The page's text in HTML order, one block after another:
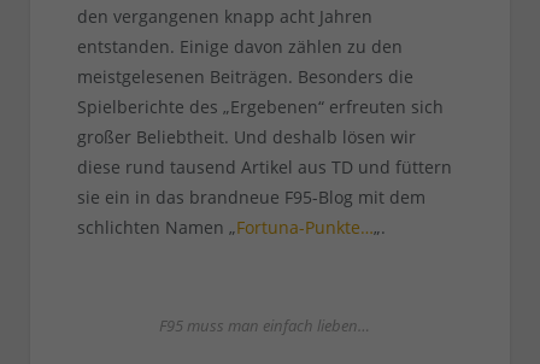
den vergangenen knapp acht Jahren
entstanden. Einige davon zählen zu den
meistgelesenen Beiträgen. Besonders die
Spielberichte des „Ergebenen“ erfreuten sich
großer Beliebtheit. Und deshalb lösen wir
diese rund tausend Artikel aus TD und füttern
sie ein in das brandneue F95-Blog mit dem
schlichten Namen „Fortuna-Punkte…„.
F95 muss man einfach lieben…